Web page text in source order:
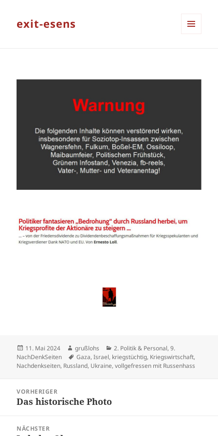
exit-esens
Veröffentlicht
am
11. Mai 2024 Autor
grußlohs Kategorien
2. Politik & Personal,9.
NachDenkSeiten
Schlagwörter
Gaza,Israel, kriegstüchtig, Kriegswirtschaft,
Nachdenkseiten, Russland, Ukraine,vollgefressen mit Russenhass
VORHERIGER
Vorheriger
Das historische Photo
NÄCHSTER